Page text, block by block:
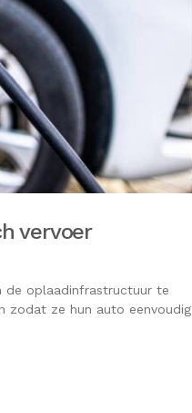
vervoer
de oplaadinfrastructuur te
zodat ze hun auto eenvoudig